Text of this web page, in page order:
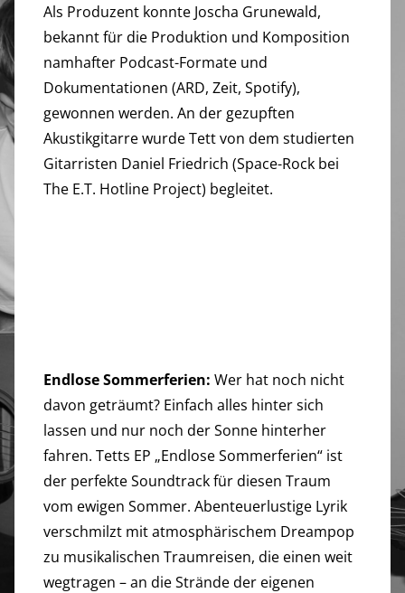
Als Produzent konnte Joscha Grunewald,
bekannt für die Produktion und Komposition
namhafter Podcast-Formate und
Dokumentationen (ARD, Zeit, Spotify),
gewonnen werden. An der gezupften
Akustikgitarre wurde Tett von dem studierten
Gitarristen Daniel Friedrich (Space-Rock bei
The E.T. Hotline Project) begleitet.
Endlose Sommerferien: Wer hat noch nicht
davon geträumt? Einfach alles hinter sich
lassen und nur noch der Sonne hinterher
fahren. Tetts EP „Endlose Sommerferien“ ist
der perfekte Soundtrack für diesen Traum
vom ewigen Sommer. Abenteuerlustige Lyrik
verschmilzt mit atmosphärischem Dreampop
zu musikalischen Traumreisen, die einen weit
wegtragen – an die Strände der eigenen